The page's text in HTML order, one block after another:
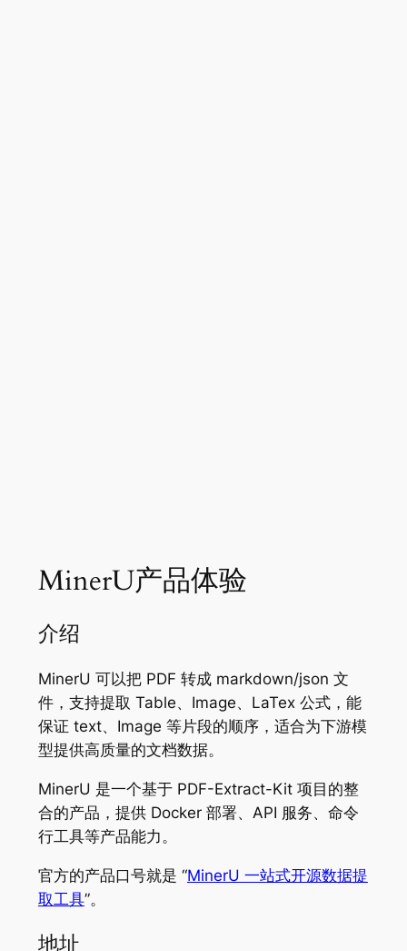
MinerU产品体验
介绍
MinerU 可以把 PDF 转成 markdown/json 文
件，支持提取 Table、Image、LaTex 公式，能
保证 text、Image 等片段的顺序，适合为下游模
型提供高质量的文档数据。
MinerU 是一个基于 PDF-Extract-Kit 项目的整
合的产品，提供 Docker 部署、API 服务、命令
行工具等产品能力。
官方的产品口号就是 “MinerU 一站式开源数据提
取工具”。
地址